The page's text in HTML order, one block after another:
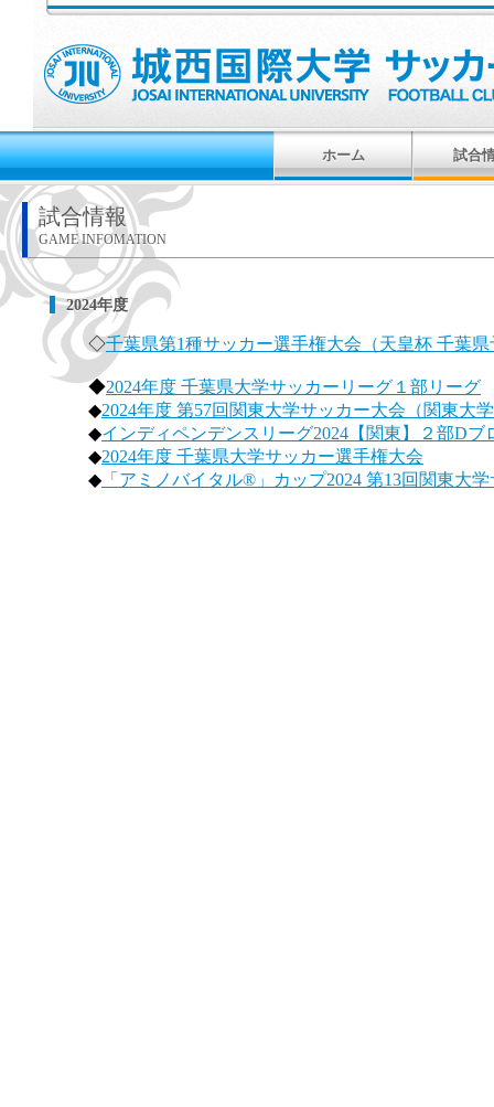
ホーム 試合
試合情報
GAME INFOMATION
2024年度
◇千葉県第1種サッカー選手権大会（天皇杯 千葉県
◆2024年度 千葉県大学サッカーリーグ１部リーグ
◆2024年度 第57回関東大学サッカー大会（関東大
◆インディペンデンスリーグ2024【関東】２部Dブ
◆2024年度 千葉県大学サッカー選手権大会
◆ 「アミノバイタル®」カップ2024 第13回関東大